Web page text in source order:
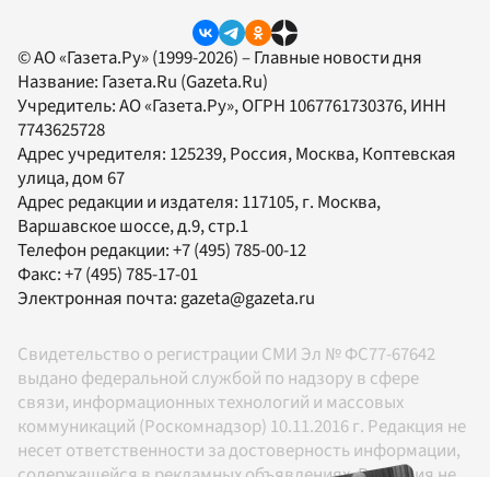
© АО «Газета.Ру» (1999-2026) – Главные новости дня
Название: Газета.Ru (Gazeta.Ru)
Учредитель:АО «Газета.Ру», ОГРН 1067761730376, ИНН
7743625728
Адрес учредителя: 125239, Россия, Москва, Коптевская
улица, дом 67
Адрес редакции и издателя: 117105, г. Москва,
Варшавское шоссе, д.9, стр.1
Телефон редакции:+7 (495) 785-00-12
Факс:+7 (495) 785-17-01
Электронная почта:gazeta@gazeta.ru
Свидетельство о регистрации СМИ Эл № ФС77-67642
выдано федеральной службой по надзору в сфере
связи, информационных технологий и массовых
коммуникаций (Роскомнадзор) 10.11.2016 г. Редакция не
несет ответственности за достоверность информации,